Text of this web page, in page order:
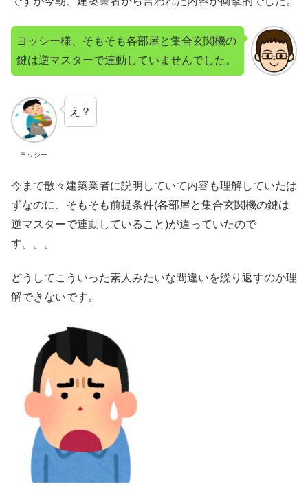
ヨッシー様、そもそも各部屋と集合玄関機の
鍵は逆マスターで連動していませんでした。
ヨッシー
え？
今まで散々建築業者に説明していて内容も理解していたは
ずなのに、そもそも前提条件(各部屋と集合玄関機の鍵は
逆マスターで連動していること)が違っていたので
す。。。
どうしてこういった素人みたいな間違いを繰り返すのか理
解できないです。